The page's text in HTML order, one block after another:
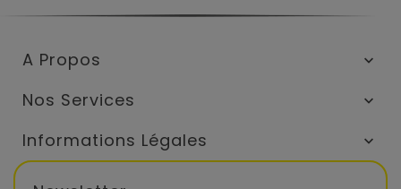
A Propos 
Nos Services 
Informations Légales 